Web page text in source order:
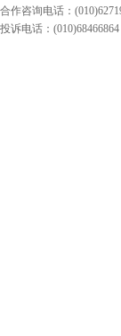
合作咨询电话：
投诉电话：